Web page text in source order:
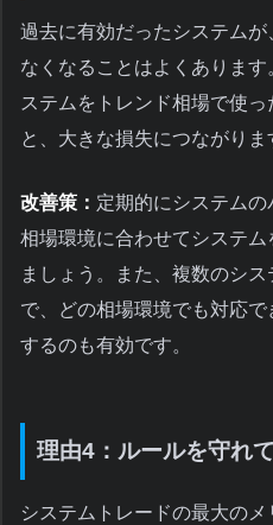
過去に有効だったシステム
なくなることはよくありま
ステムをトレンド相場で使
と、大きな損失につながりま
改善策： 定期的にシステムの
相場環境に合わせてシステ
ましょう。また、複数のシ
で、どの相場環境でも対応
するのも有効です。
理由4：ルールを守れ
システムトレードの最大の